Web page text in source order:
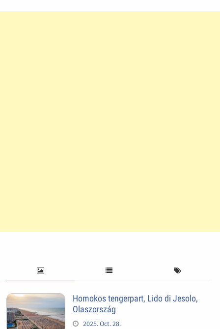
Homokos tengerpart, Lido di Jesolo,
Olaszország
2025. Oct. 28.